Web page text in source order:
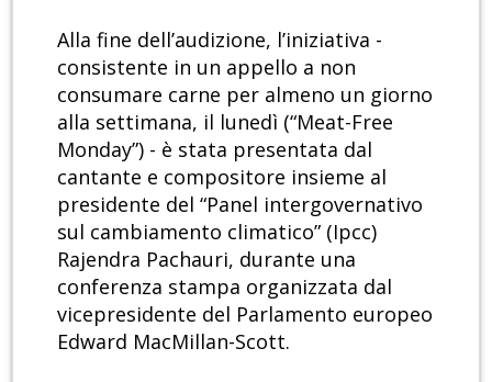
Alla fine dell’audizione, l’iniziativa -
consistente in un appello a non
consumare carne per almeno un giorno
alla settimana, il lunedì (“Meat-Free
Monday”) - è stata presentata dal
cantante e compositore insieme al
presidente del “Panel intergovernativo
sul cambiamento climatico” (Ipcc)
Rajendra Pachauri, durante una
conferenza stampa organizzata dal
vicepresidente del Parlamento europeo
Edward MacMillan-Scott.